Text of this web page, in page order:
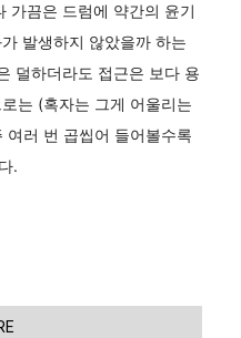
가끔은 드럼에 약간의 윤기
발생하지 않았을까 하는
덜하더라도 접근은 보다 용
는 (혹자는 그게 어울리는
여러 번 곱씹어 들어볼수록
.